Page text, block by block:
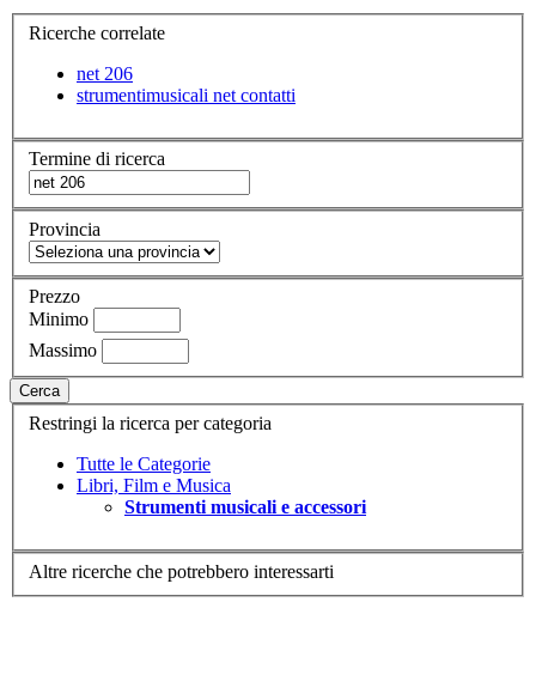
Ricerche correlate
net 206
strumentimusicali net contatti
Termine di ricerca
Provincia
Prezzo
Minimo
Massimo
Cerca
Restringi la ricerca per categoria
Tutte le Categorie
Libri, Film e Musica
Strumenti musicali e accessori
Altre ricerche che potrebbero interessarti